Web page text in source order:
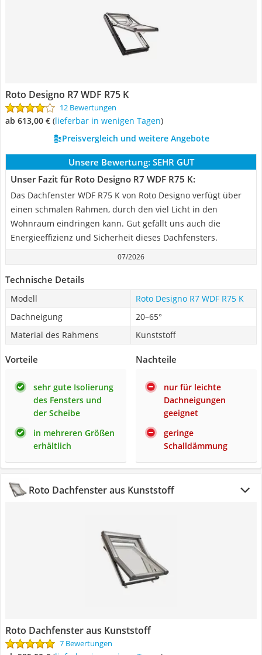
Roto Designo R7 WDF R75 K
12 Bewertungen
ab 613,00 € ( Lieferbar in wenigen Tagen)
Preisvergleich und weitere Angebote
Unsere Bewertung: SEHR GUT
Unser Fazit für Roto Designo R7 WDF R75 K:
Das Dachfenster WDF R75 K von Roto Designo verfügt über
einen schmalen Rahmen, durch den viel Licht in den
Wohnraum eindringen kann. Gut gefällt uns auch die
Energieeffizienz und Sicherheit dieses Dachfensters.
07/2026
Technische Details
Modell
Roto Designo R7 WDF R75 K
Dachneigung
20–65°
Material des Rahmens
Kunststoff
Vorteile
sehr gute Isolierung
des Fensters und
der Scheibe
in mehreren Größen
erhältlich
Nachteile
nur für leichte
Dachneigungen
geeignet
geringe
Schalldämmung
Roto Dachfenster aus Kunststoff
Roto Dachfenster aus Kunststoff
7 Bewertungen